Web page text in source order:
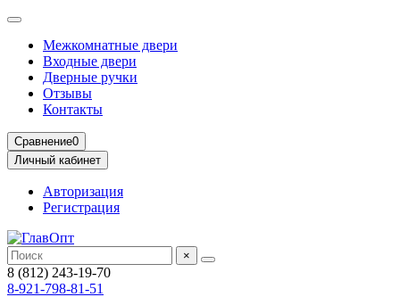
Межкомнатные двери
Входные двери
Дверные ручки
Отзывы
Контакты
Сравнение0
Личный кабинет
Авторизация
Регистрация
×
8 (812) 243-19-70
8-921-798-81-51